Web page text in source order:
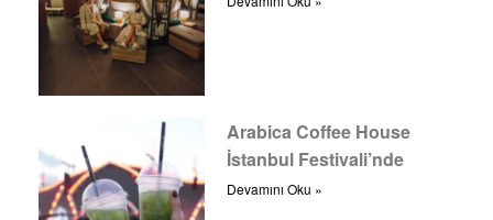
Arabica Coffee House
İstanbul Festivali’nde
Devamını Oku »